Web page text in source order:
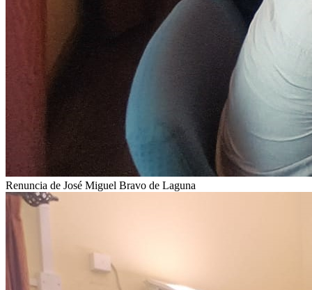
Renuncia de José Miguel Bravo de Laguna